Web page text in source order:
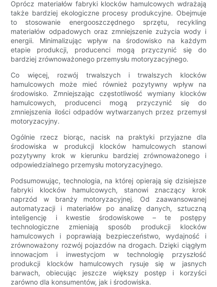
Oprócz materiałów fabryki klocków hamulcowych wdrażają
także bardziej ekologiczne procesy produkcyjne. Obejmuje
to stosowanie energooszczędnego sprzętu, recykling
materiałów odpadowych oraz zmniejszenie zużycia wody i
energii. Minimalizując wpływ na środowisko na każdym
etapie produkcji, producenci mogą przyczynić się do
bardziej zrównoważonego przemysłu motoryzacyjnego.
Co więcej, rozwój trwalszych i trwalszych klocków
hamulcowych może mieć również pozytywny wpływ na
środowisko. Zmniejszając częstotliwość wymiany klocków
hamulcowych, producenci mogą przyczynić się do
zmniejszenia ilości odpadów wytwarzanych przez przemysł
motoryzacyjny.
Ogólnie rzecz biorąc, nacisk na praktyki przyjazne dla
środowiska w produkcji klocków hamulcowych stanowi
pozytywny krok w kierunku bardziej zrównoważonego i
odpowiedzialnego przemysłu motoryzacyjnego.
Podsumowując, technologia, na której opierają się dzisiejsze
fabryki klocków hamulcowych, stanowi znaczący krok
naprzód w branży motoryzacyjnej. Od zaawansowanej
automatyzacji i materiałów po analizę danych, sztuczną
inteligencję i kwestie środowiskowe – te postępy
technologiczne zmieniają sposób produkcji klocków
hamulcowych i poprawiają bezpieczeństwo, wydajność i
zrównoważony rozwój pojazdów na drogach. Dzięki ciągłym
innowacjom i inwestycjom w technologię przyszłość
produkcji klocków hamulcowych rysuje się w jasnych
barwach, obiecując jeszcze większy postęp i korzyści
zarówno dla konsumentów, jak i środowiska.